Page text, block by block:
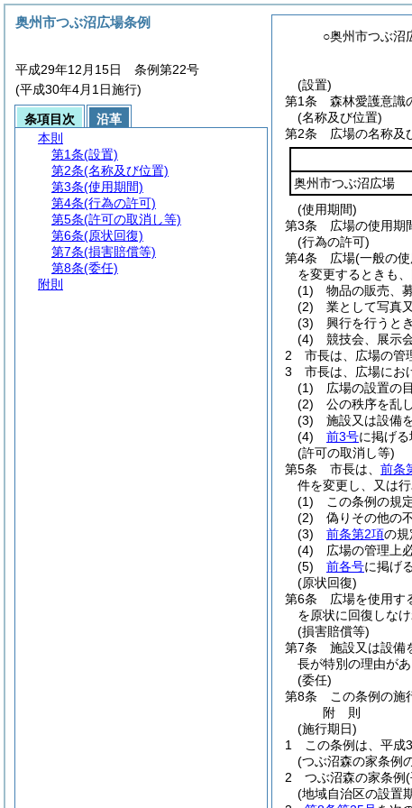
○奥州市つぶ沼
(設置)
第1条
森林愛護意識
(名称及び位置)
第2条
広場の名称及
奥州市つぶ沼広場
(使用期間)
第3条
広場の使用期
(行為の許可)
第4条
広場(一般の
を変更するときも、
(1)
物品の販売、
(2)
業として写真
(3)
興行を行うとき
(4)
競技会、展示
2
市長は、広場の管
3
市長は、広場にお
(1)
広場の設置の
(2)
公の秩序を乱
(3)
施設又は設備
(4)
前3号に掲げ
(許可の取消し等)
第5条
市長は、 前条
件を変更し、又は
(1)
この条例の規
(2)
偽りその他の
(3)
前条第2項の規
(4)
広場の管理上
(5)
前各号に掲げ
(原状回復)
第6条
広場を使用す
を原状に回復しなけ
(損害賠償等)
第7条
施設又は設備
長が特別の理由が
(委任)
第8条
この条例の施
附 則
(施行期日)
1
この条例は、平成
(つぶ沼森の家条例
2
つぶ沼森の家条例(
(地域自治区の設置
奥州市つぶ沼広場条例
平成29年12月15日 条例第22号
(平成30年4月1日施行)
条項目次
沿革
本則
第1条(設置)
第2条(名称及び位置)
第3条(使用期間)
第4条(行為の許可)
第5条(許可の取消し等)
第6条(原状回復)
第7条(損害賠償等)
第8条(委任)
附則